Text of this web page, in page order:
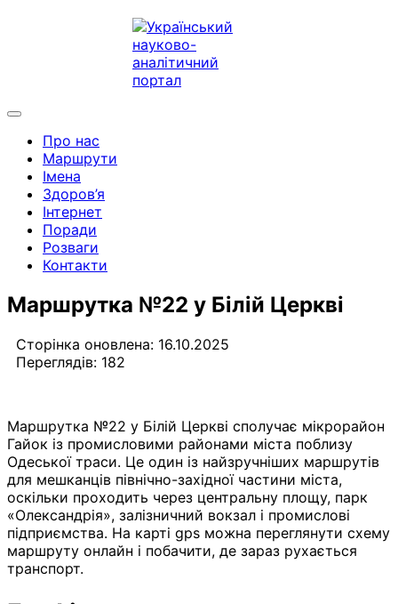
Про нас
Маршрути
Імена
Здоров’я
Інтернет
Поради
Розваги
Контакти
Маршрутка №22 у Білій Церкві
Сторінка оновлена: 16.10.2025
Переглядів: 182
Маршрутка №22 у Білій Церкві сполучає мікрорайон
Гайок із промисловими районами міста поблизу
Одеської траси. Це один із найзручніших маршрутів
для мешканців північно-західної частини міста,
оскільки проходить через центральну площу, парк
«Олександрія», залізничний вокзал і промислові
підприємства. На карті gps можна переглянути схему
маршруту онлайн і побачити, де зараз рухається
транспорт.